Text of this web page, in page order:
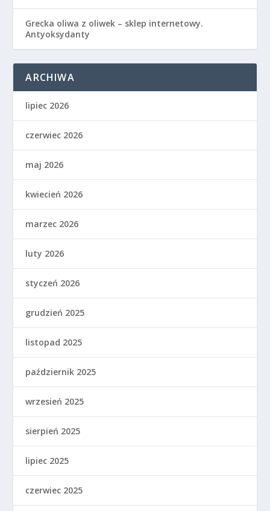
Grecka oliwa z oliwek – sklep internetowy.
Antyoksydanty
ARCHIWA
lipiec 2026
czerwiec 2026
maj 2026
kwiecień 2026
marzec 2026
luty 2026
styczeń 2026
grudzień 2025
listopad 2025
październik 2025
wrzesień 2025
sierpień 2025
lipiec 2025
czerwiec 2025